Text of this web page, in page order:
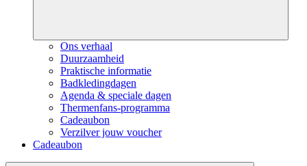
Ons verhaal
Duurzaamheid
Praktische informatie
Badkledingdagen
Agenda & speciale dagen
Thermenfans-programma
Cadeaubon
Verzilver jouw voucher
Cadeaubon